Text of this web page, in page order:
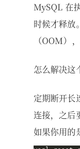
MySQL 在
时候才释放
（OOM）
怎么解决这
定期断开长
连接，之后
如果你用的